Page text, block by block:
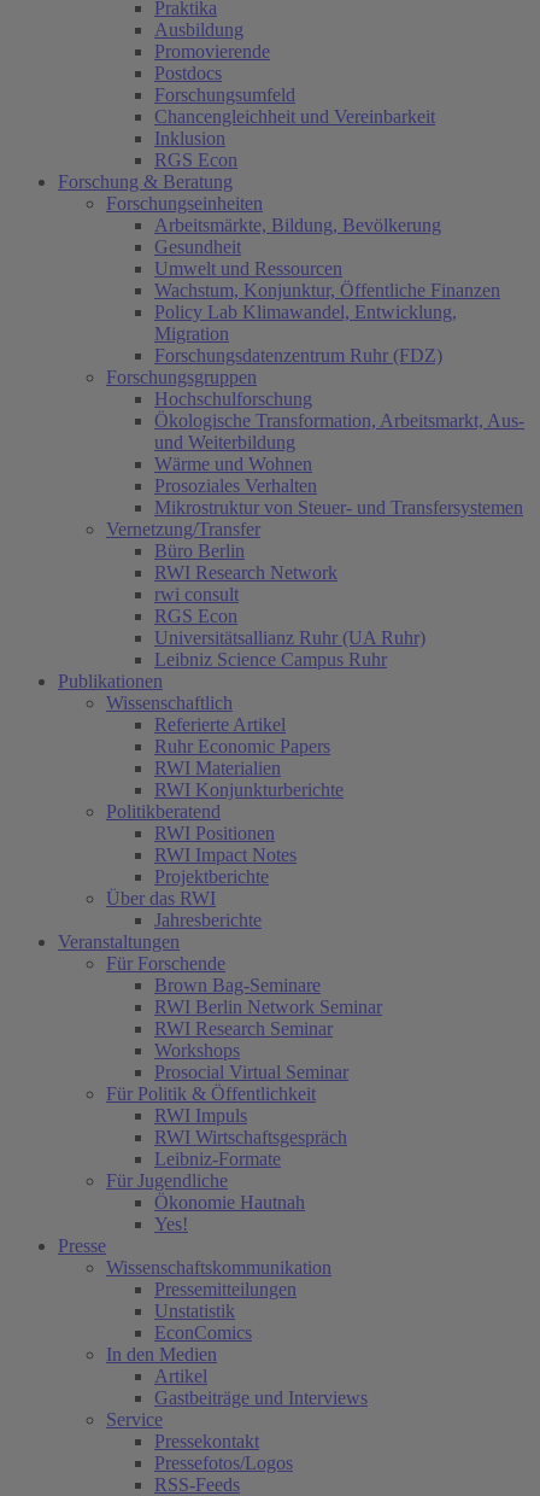
Praktika
Ausbildung
Promovierende
Postdocs
Forschungsumfeld
Chancengleichheit und Vereinbarkeit
Inklusion
RGS Econ
Forschung & Beratung
Forschungseinheiten
Arbeitsmärkte, Bildung, Bevölkerung
Gesundheit
Umwelt und Ressourcen
Wachstum, Konjunktur, Öffentliche Finanzen
Policy Lab Klimawandel, Entwicklung,
Migration
Forschungsdatenzentrum Ruhr (FDZ)
Forschungsgruppen
Hochschulforschung
Ökologische Transformation, Arbeitsmarkt, Aus-
und Weiterbildung
Wärme und Wohnen
Prosoziales Verhalten
Mikrostruktur von Steuer- und Transfersystemen
Vernetzung/Transfer
Büro Berlin
RWI Research Network
rwi consult
RGS Econ
Universitätsallianz Ruhr (UA Ruhr)
Leibniz Science Campus Ruhr
Publikationen
Wissenschaftlich
Referierte Artikel
Ruhr Economic Papers
RWI Materialien
RWI Konjunkturberichte
Politikberatend
RWI Positionen
RWI Impact Notes
Projektberichte
Über das RWI
Jahresberichte
Veranstaltungen
Für Forschende
Brown Bag-Seminare
RWI Berlin Network Seminar
RWI Research Seminar
Workshops
Prosocial Virtual Seminar
Für Politik & Öffentlichkeit
RWI Impuls
RWI Wirtschaftsgespräch
Leibniz-Formate
Für Jugendliche
Ökonomie Hautnah
Yes!
Presse
Wissenschaftskommunikation
Pressemitteilungen
Unstatistik
EconComics
In den Medien
Artikel
Gastbeiträge und Interviews
Service
Pressekontakt
Pressefotos/Logos
RSS-Feeds